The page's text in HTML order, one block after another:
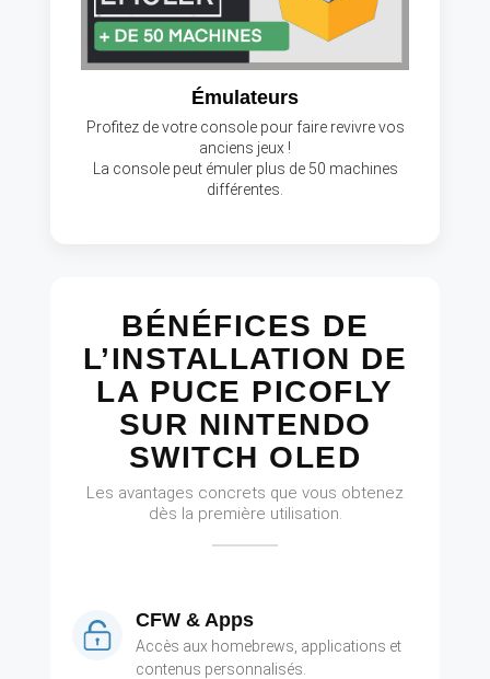
Émulateurs
Profitez de votre console pour faire revivre vos
anciens jeux !
La console peut émuler plus de 50 machines
différentes.
BÉNÉFICES DE
L’INSTALLATION DE
LA PUCE PICOFLY
SUR NINTENDO
SWITCH OLED
Les avantages concrets que vous obtenez
dès la première utilisation.
CFW & Apps
Accès aux homebrews, applications et
contenus personnalisés.